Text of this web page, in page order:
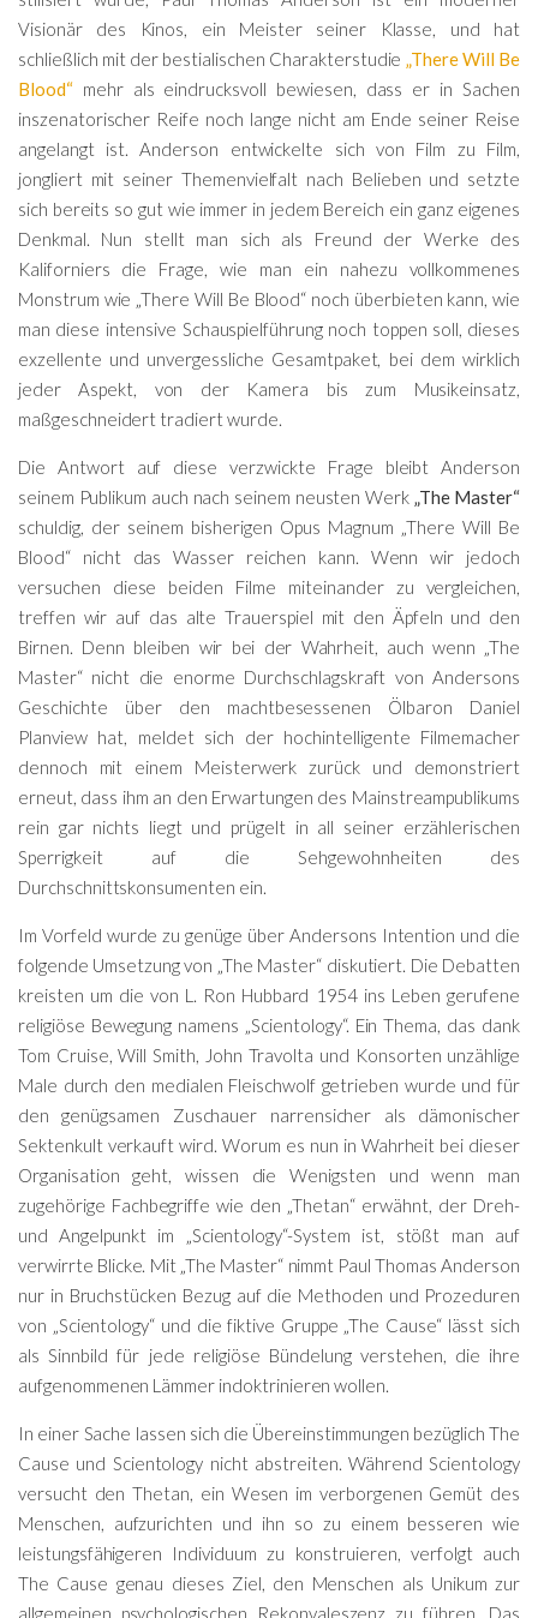
Visionär des Kinos, ein Meister seiner Klasse, und hat
schließlich mit der bestialischen Charakterstudie „There Will Be
Blood“mehr als eindrucksvoll bewiesen, dass er in Sachen
inszenatorischer Reife noch lange nicht am Ende seiner Reise
angelangt ist. Anderson entwickelte sich von Film zu Film,
jongliert mit seiner Themenvielfalt nach Belieben und setzte
sich bereits so gut wie immer in jedem Bereich ein ganz eigenes
Denkmal. Nun stellt man sich als Freund der Werke des
Kaliforniers die Frage, wie man ein nahezu vollkommenes
Monstrum wie „There Will Be Blood“ noch überbieten kann, wie
man diese intensive Schauspielführung noch toppen soll, dieses
exzellente und unvergessliche Gesamtpaket, bei dem wirklich
jeder Aspekt, von der Kamera bis zum Musikeinsatz,
maßgeschneidert tradiert wurde.
Die Antwort auf diese verzwickte Frage bleibt Anderson
seinem Publikum auch nach seinem neusten Werk „The Master“
schuldig, der seinem bisherigen Opus Magnum „There Will Be
Blood“ nicht das Wasser reichen kann. Wenn wir jedoch
versuchen diese beiden Filme miteinander zu vergleichen,
treffen wir auf das alte Trauerspiel mit den Äpfeln und den
Birnen. Denn bleiben wir bei der Wahrheit, auch wenn „The
Master“ nicht die enorme Durchschlagskraft von Andersons
Geschichte über den machtbesessenen Ölbaron Daniel
Planview hat, meldet sich der hochintelligente Filmemacher
dennoch mit einem Meisterwerk zurück und demonstriert
erneut, dass ihm an den Erwartungen des Mainstreampublikums
rein gar nichts liegt und prügelt in all seiner erzählerischen
Sperrigkeit auf die Sehgewohnheiten des
Durchschnittskonsumenten ein.
Im Vorfeld wurde zu genüge über Andersons Intention und die
folgende Umsetzung von „The Master“ diskutiert. Die Debatten
kreisten um die von L. Ron Hubbard 1954 ins Leben gerufene
religiöse Bewegung namens „Scientology“. Ein Thema, das dank
Tom Cruise, Will Smith, John Travolta und Konsorten unzählige
Male durch den medialen Fleischwolf getrieben wurde und für
den genügsamen Zuschauer narrensicher als dämonischer
Sektenkult verkauft wird. Worum es nun in Wahrheit bei dieser
Organisation geht, wissen die Wenigsten und wenn man
zugehörige Fachbegriffe wie den „Thetan“ erwähnt, der Dreh-
und Angelpunkt im „Scientology“-System ist, stößt man auf
verwirrte Blicke. Mit „The Master“ nimmt Paul Thomas Anderson
nur in Bruchstücken Bezug auf die Methoden und Prozeduren
von „Scientology“ und die fiktive Gruppe „The Cause“ lässt sich
als Sinnbild für jede religiöse Bündelung verstehen, die ihre
aufgenommenen Lämmer indoktrinieren wollen.
In einer Sache lassen sich die Übereinstimmungen bezüglich The
Cause und Scientology nicht abstreiten. Während Scientology
versucht den Thetan, ein Wesen im verborgenen Gemüt des
Menschen, aufzurichten und ihn so zu einem besseren wie
leistungsfähigeren Individuum zu konstruieren, verfolgt auch
The Cause genau dieses Ziel, den Menschen als Unikum zur
allgemeinen psychologischen Rekonvaleszenz zu führen. Das